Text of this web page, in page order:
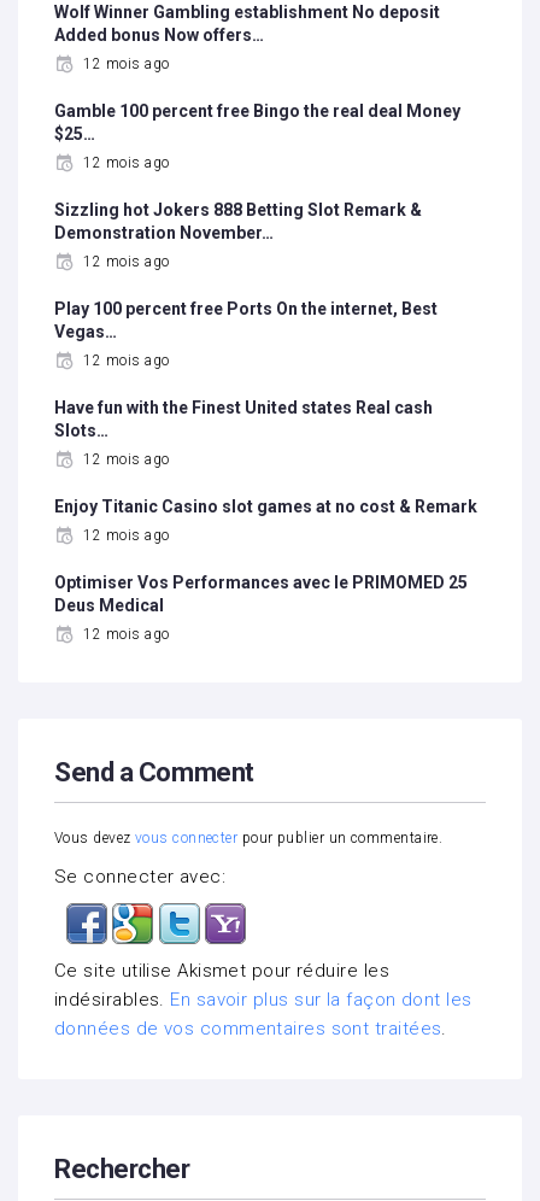
Wolf Winner Gambling establishment No deposit
Added bonus Now offers…
12 mois ago
Gamble 100 percent free Bingo the real deal Money
$25…
12 mois ago
Sizzling hot Jokers 888 Betting Slot Remark &
Demonstration November…
12 mois ago
Play 100 percent free Ports On the internet, Best
Vegas…
12 mois ago
Have fun with the Finest United states Real cash
Slots…
12 mois ago
Enjoy Titanic Casino slot games at no cost & Remark
12 mois ago
Optimiser Vos Performances avec le PRIMOMED 25
Deus Medical
12 mois ago
Send a Comment
Vous devez vous connecter pour publier un commentaire.
Se connecter avec:
Ce site utilise Akismet pour réduire les
indésirables. En savoir plus sur la façon dont les
données de vos commentaires sont traitées.
Rechercher